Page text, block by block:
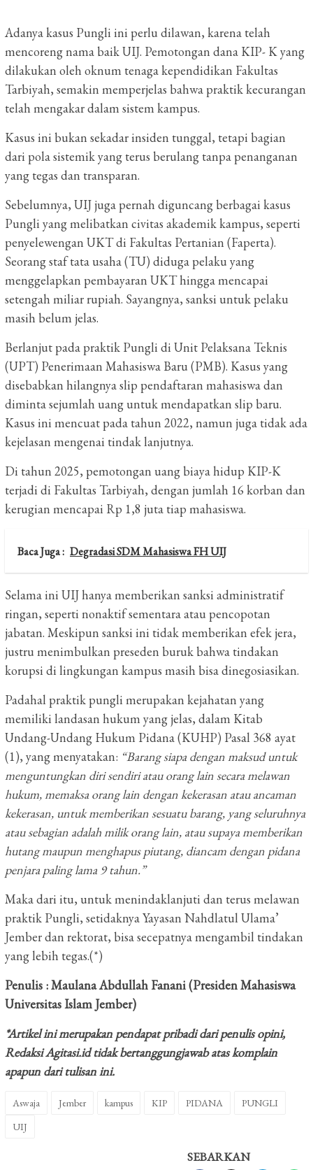
Adanya kasus Pungli ini perlu dilawan, karena telah
mencoreng nama baik UIJ. Pemotongan dana KIP- K yang
dilakukan oleh oknum tenaga kependidikan Fakultas
Tarbiyah, semakin memperjelas bahwa praktik kecurangan
telah mengakar dalam sistem kampus.
Kasus ini bukan sekadar insiden tunggal, tetapi bagian
dari pola sistemik yang terus berulang tanpa penanganan
yang tegas dan transparan.
Sebelumnya, UIJ juga pernah diguncang berbagai kasus
Pungli yang melibatkan civitas akademik kampus, seperti
penyelewengan UKT di Fakultas Pertanian (Faperta).
Seorang staf tata usaha (TU) diduga pelaku yang
menggelapkan pembayaran UKT hingga mencapai
setengah miliar rupiah. Sayangnya, sanksi untuk pelaku
masih belum jelas.
Berlanjut pada praktik Pungli di Unit Pelaksana Teknis
(UPT) Penerimaan Mahasiswa Baru (PMB). Kasus yang
disebabkan hilangnya slip pendaftaran mahasiswa dan
diminta sejumlah uang untuk mendapatkan slip baru.
Kasus ini mencuat pada tahun 2022, namun juga tidak ada
kejelasan mengenai tindak lanjutnya.
Di tahun 2025, pemotongan uang biaya hidup KIP-K
terjadi di Fakultas Tarbiyah, dengan jumlah 16 korban dan
kerugian mencapai Rp 1,8 juta tiap mahasiswa.
Baca Juga : Degradasi SDM Mahasiswa FH UIJ
Selama ini UIJ hanya memberikan sanksi administratif
ringan, seperti nonaktif sementara atau pencopotan
jabatan. Meskipun sanksi ini tidak memberikan efek jera,
justru menimbulkan preseden buruk bahwa tindakan
korupsi di lingkungan kampus masih bisa dinegosiasikan.
Padahal praktik pungli merupakan kejahatan yang
memiliki landasan hukum yang jelas, dalam Kitab
Undang-Undang Hukum Pidana (KUHP) Pasal 368 ayat
(1), yang menyatakan: “Barang siapa dengan maksud untuk
menguntungkan diri sendiri atau orang lain secara melawan
hukum, memaksa orang lain dengan kekerasan atau ancaman
kekerasan, untuk memberikan sesuatu barang, yang seluruhnya
atau sebagian adalah milik orang lain, atau supaya memberikan
hutang maupun menghapus piutang, diancam dengan pidana
penjara paling lama 9 tahun.”
Maka dari itu, untuk menindaklanjuti dan terus melawan
praktik Pungli, setidaknya Yayasan Nahdlatul Ulama’
Jember dan rektorat, bisa secepatnya mengambil tindakan
yang lebih tegas.(*)
Penulis : Maulana Abdullah Fanani(Presiden Mahasiswa
Universitas Islam Jember)
*Artikel ini merupakan pendapat pribadi dari penulis opini,
Redaksi Agitasi.id tidak bertanggungjawab atas komplain
apapun dari tulisan ini.
Aswaja Jember kampus KIP PIDANA
PUNGLI
UIJ
SEBARKAN